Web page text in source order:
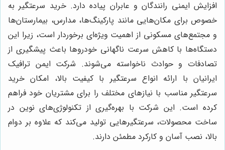
افزایش ایمنی رانندگان و عابران پیاده دارد. خرید سرعتگیر به
خصوص برای مکان‌هایی مانند پارکینگ‌ها، مدارس، بیمارستان‌ها
و مجتمع‌های مسکونی از اهمیت ویژه‌ای برخوردار است، زیرا این
دستگاه‌ها با کاهش سرعت ناگهانی خودروها باعث پیشگیری از
تصادفات و حوادث ناخواسته می‌شوند. شرکت ایمن ترافیک
ایرانیان با ارائه انواع سرعتگیر با کیفیت بالا، امکان خرید
سرعتگیر مناسب با نیازهای مختلف را برای مشتریان خود فراهم
کرده است. این شرکت با بهره‌گیری از تکنولوژی‌های نوین در
ساخت محصولات، سرعتگیرهایی تولید می‌کند که علاوه بر دوام
بالا، نصب آسان و کارکرد مطمئن دارند.